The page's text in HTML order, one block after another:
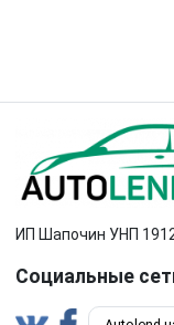
ИП Шапочин УНП
Социальные